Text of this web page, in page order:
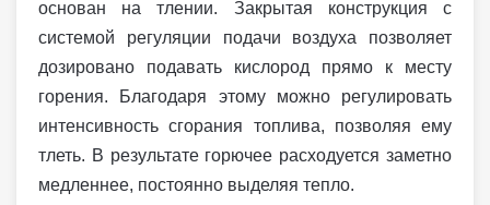
основан на тлении. Закрытая конструкция с
системой регуляции подачи воздуха позволяет
дозировано подавать кислород прямо к месту
горения. Благодаря этому можно регулировать
интенсивность сгорания топлива, позволяя ему
тлеть. В результате горючее расходуется заметно
медленнее, постоянно выделяя тепло.